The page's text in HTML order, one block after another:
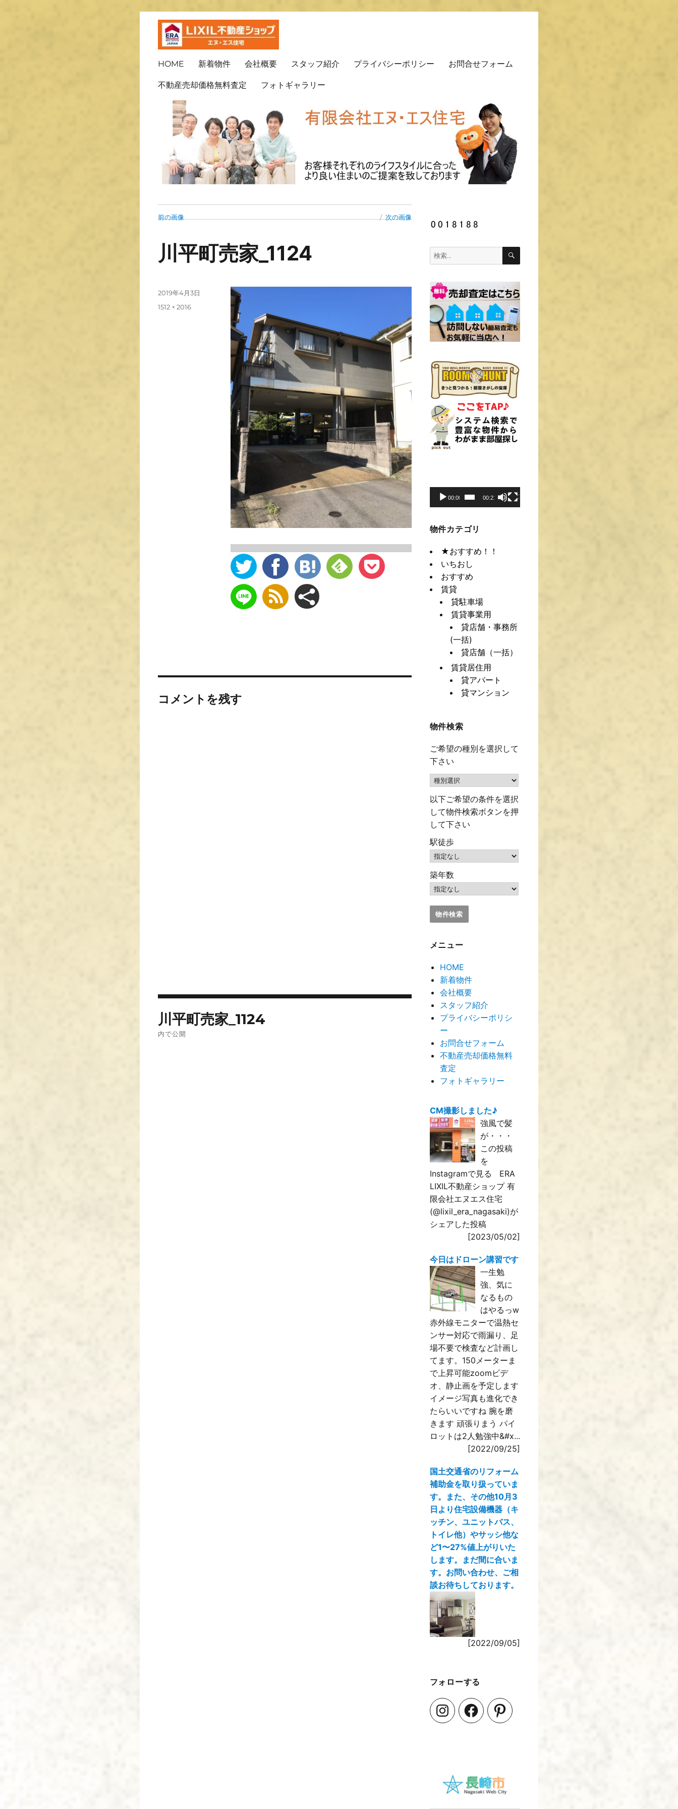
長崎の不動産はエヌ・エス住宅で！！
HOME 新着物件 会社概要 スタッフ紹介 プライバシーポリシー お問合せフォーム
不動産売却価格無料査定 フォトギャラリー
前の画像 次の画像
川平町売家_1124
2019年4月3日
1512 × 2016
コメントを残す
稿
川平町売家_1124
内で公開
画
レ
ー
ヤ
00:00 00:21
物件カテゴリ
★おすすめ！！
いちおし
おすすめ
賃貸
貸駐車場
賃貸事業用
貸店舗・事務所
(一括)
貸店舗（一括）
賃貸居住用
貸アパート
貸マンション
物件検索
ご希望の種別を選択して
下さい
以下ご希望の条件を選択
して物件検索ボタンを押
して下さい
駅徒歩
築年数
メニュー
HOME
新着物件
会社概要
スタッフ紹介
プライバシーポリシ
ー
お問合せフォーム
不動産売却価格無料
査定
フォトギャラリー
CM撮影しました♪
強風で髪
が・・・
この投稿
を
Instagramで見る ERA
LIXIL不動産ショップ 有
限会社エヌエス住宅
(@lixil_era_nagasaki)が
シェアした投稿
[2023/05/02]
今日はドローン講習です
一生勉
強、気に
なるもの
はやるっw
赤外線モニターで温熱セ
ンサー対応で雨漏り、足
場不要で検査など計画し
てます。150メーターま
で上昇可能zoomビデ
オ、静止画を予定します
イメージ写真も進化でき
たらいいですね 腕を磨
きます 頑張りまう パイ
ロットは2人勉強中&#x...
[2022/09/25]
国土交通省のリフォーム
補助金を取り扱っていま
す。また、その他10月3
日より住宅設備機器（キ
ッチン、ユニットバス、
トイレ他）やサッシ他な
ど1〜27%値上がりいた
します。まだ間に合いま
す。お問い合わせ、ご相
談お待ちしております。
[2022/09/05]
フォローする